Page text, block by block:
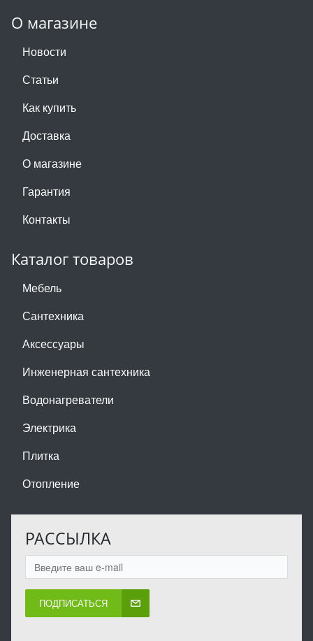
О магазине
Новости
Статьи
Как купить
Доставка
О магазине
Гарантия
Контакты
Каталог товаров
Мебель
Сантехника
Аксессуары
Инженерная сантехника
Водонагреватели
Электрика
Плитка
Отопление
РАССЫЛКА
ПОДПИСАТЬСЯ